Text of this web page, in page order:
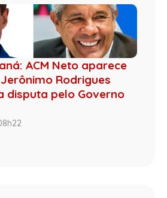
ACM Neto aparece
Rodrigues
disputa pelo Governo